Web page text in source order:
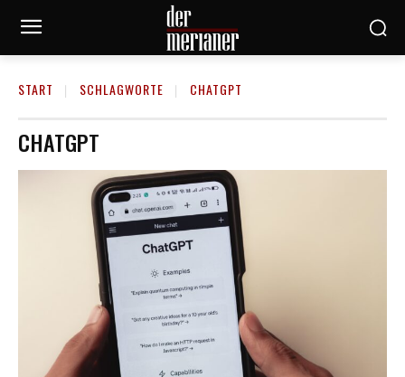
START SCHLAGWORTE CHATGPT
CHATGPT